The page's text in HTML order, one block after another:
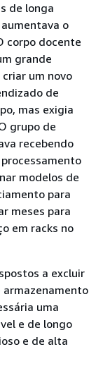
de longa
o
corpo docente
grande
um novo
de
mas exigia
grupo de
recebendo
modelos de
para
meses para
em racks no
a excluir
uma
e de longo
e de alta